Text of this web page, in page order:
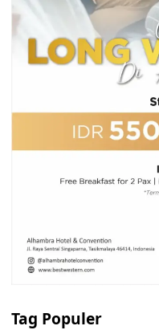
Tag Populer